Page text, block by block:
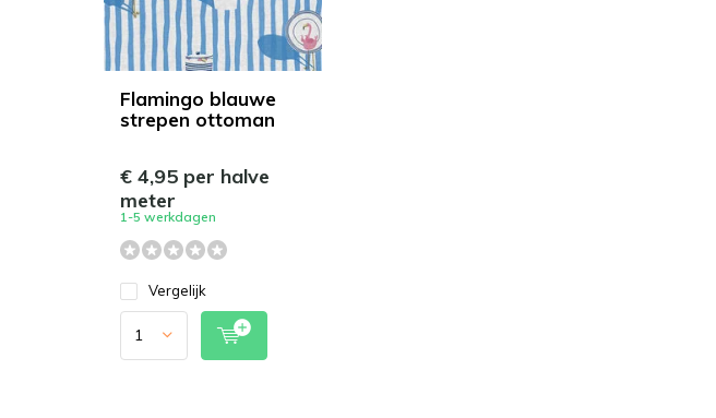
Flamingo blauwe
strepen ottoman
€ 4,95 per halve
meter
1-5 werkdagen
Vergelijk